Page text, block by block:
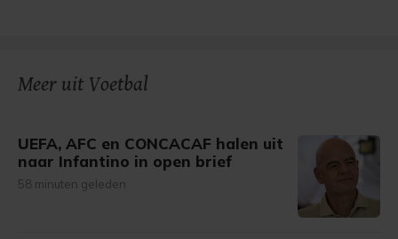
Meer uit Voetbal
UEFA, AFC en CONCACAF halen uit
naar Infantino in open brief
58 minuten geleden